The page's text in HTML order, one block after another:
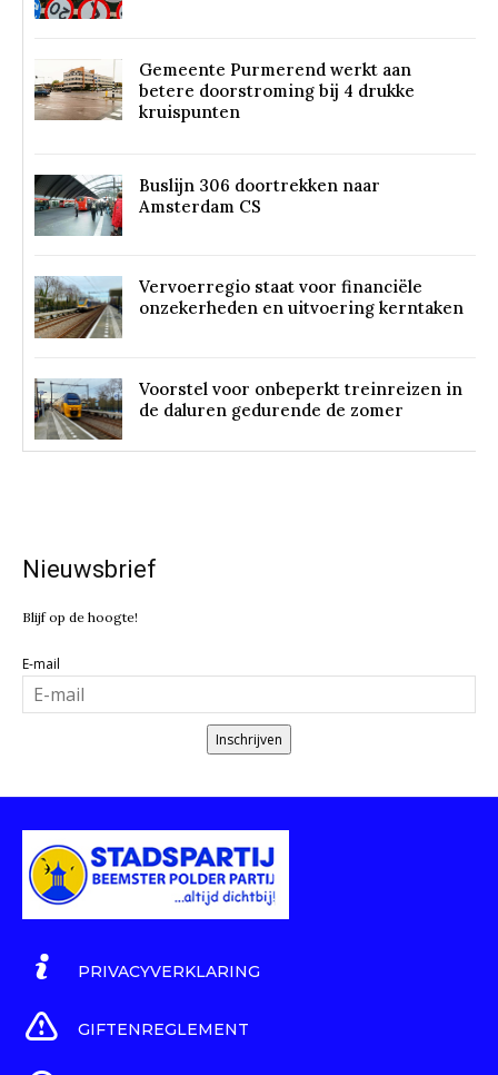
Gemeente Purmerend werkt aan
betere doorstroming bij 4 drukke
kruispunten
Buslijn 306 doortrekken naar
Amsterdam CS
Vervoerregio staat voor financiële
onzekerheden en uitvoering kerntaken
Voorstel voor onbeperkt treinreizen in
de daluren gedurende de zomer
Nieuwsbrief
Blijf op de hoogte!
E-mail
Inschrijven
PRIVACYVERKLARING
GIFTENREGLEMENT